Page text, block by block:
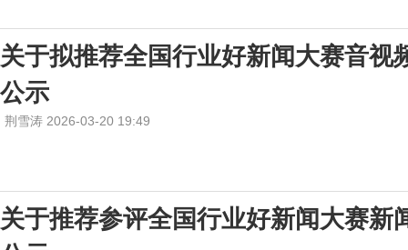
关于拟推荐全国行业好新闻大赛音视
公示
荆雪涛 2026-03-20 19:49
关于推荐参评全国行业好新闻大赛新